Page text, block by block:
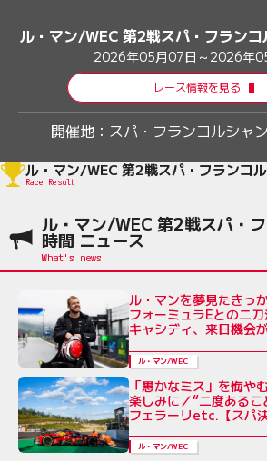
ル・マン/WEC 第2戦スパ・フラン
2026年05月07日～2026年
レース情報を見る
開催地： スパ・フランコルシャ
ル・マン/WEC 第2戦スパ・フランコ
Race Result
ル・マン/WEC 第2戦スパ・
時間 ニュース
ル・マンを夢見たきっ
フォーミュラEとの二
キャシディ、来日機会
ル・マン/WEC
「愚かなミス」を悔や
楽しみに／“二度ある
フェラーリetc.【スパ
ル・マン/WEC